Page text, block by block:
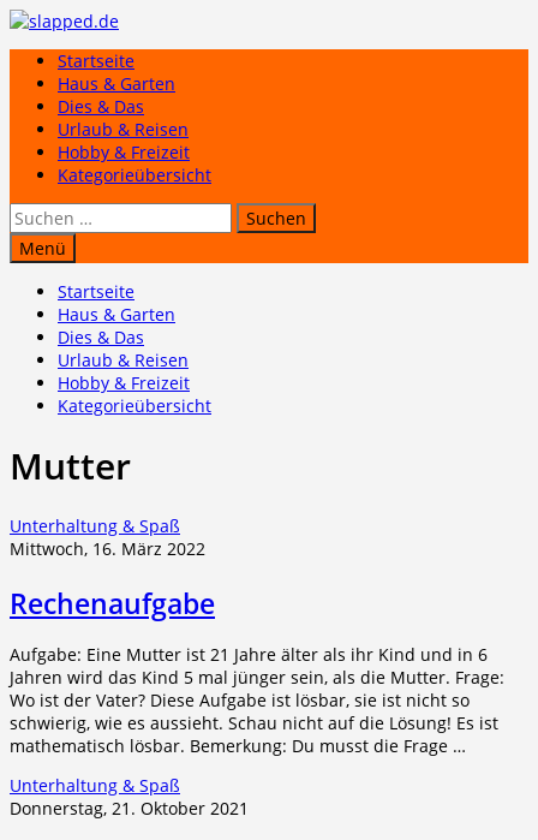
Zum
springenStartseite
Haus & Garten
Dies & Das
Urlaub & Reisen
Hobby & Freizeit
Kategorieübersicht
Suchen
nach:
Menü
Startseite
Haus & Garten
Dies & Das
Urlaub & Reisen
Hobby & Freizeit
Kategorieübersicht
Mutter
Unterhaltung & Spaß
Mittwoch, 16. März 2022
Rechenaufgabe
Aufgabe: Eine Mutter ist 21 Jahre älter als ihr Kind und in 6
Jahren wird das Kind 5 mal jünger sein, als die Mutter. Frage:
Wo ist der Vater? Diese Aufgabe ist lösbar, sie ist nicht so
schwierig, wie es aussieht. Schau nicht auf die Lösung! Es ist
mathematisch lösbar. Bemerkung: Du musst die Frage …
Unterhaltung & Spaß
Donnerstag, 21. Oktober 2021